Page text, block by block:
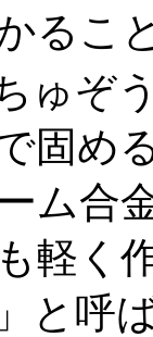
るこ
ゅぞ
固め
ム合
軽く
と呼